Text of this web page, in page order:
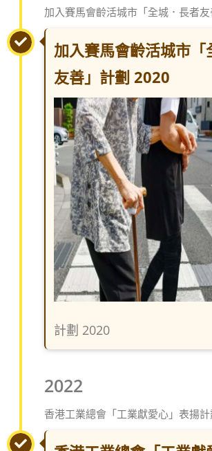
加入賽馬會齡活城市「全城．長者
加入賽馬會齡活城市「
友善」計劃 2020
計劃 2020
2022
香港工業總會「工業獻愛心」表揚計